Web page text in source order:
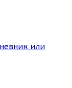
или